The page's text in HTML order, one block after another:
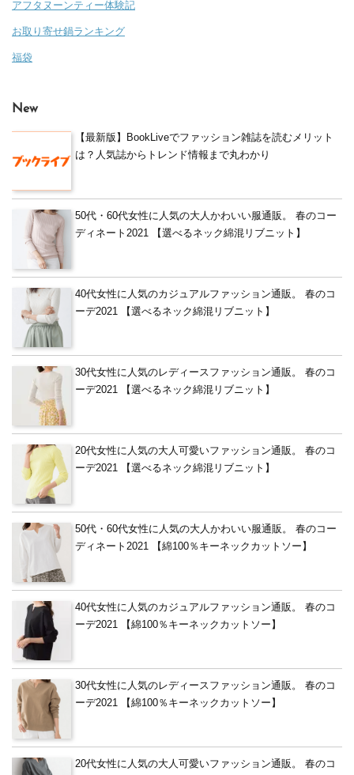
アフタヌーンティー体験記
お取り寄せ鍋ランキング
福袋
New
【最新版】BookLiveでファッション雑誌を読むメリット
は？人気誌からトレンド情報まで丸わかり
50代・60代女性に人気の大人かわいい服通販。 春のコー
ディネート2021 【選べるネック綿混リブニット】
40代女性に人気のカジュアルファッション通販。 春のコ
ーデ2021 【選べるネック綿混リブニット】
30代女性に人気のレディースファッション通販。 春のコ
ーデ2021 【選べるネック綿混リブニット】
20代女性に人気の大人可愛いファッション通販。 春のコ
ーデ2021 【選べるネック綿混リブニット】
50代・60代女性に人気の大人かわいい服通販。 春のコー
ディネート2021 【綿100％キーネックカットソー】
40代女性に人気のカジュアルファッション通販。 春のコ
ーデ2021 【綿100％キーネックカットソー】
30代女性に人気のレディースファッション通販。 春のコ
ーデ2021 【綿100％キーネックカットソー】
20代女性に人気の大人可愛いファッション通販。 春のコ